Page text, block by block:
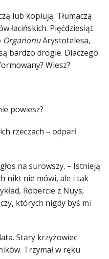
lub kopiują. Tłumaczą
łacińskich. Pięćdziesiąt
OrganonuArystotelesa,
bardzo drogie. Dlaczego
Wiesz?
powiesz?
rzeczach – odparł
na surowszy. – Istnieją
nikt nie mówi, ale i tak
Robercie z Nuys,
których nigdy byś mi
Stary krzyżowiec
Trzymał w ręku